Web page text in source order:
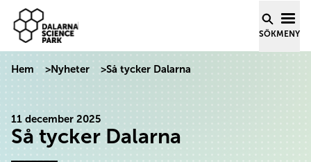
Hoppa till innehåll
Dalarna Science Park
SÖKMENY
Hem >Nyheter >Så tycker Dalarna
11 december 2025
Så tycker Dalarna